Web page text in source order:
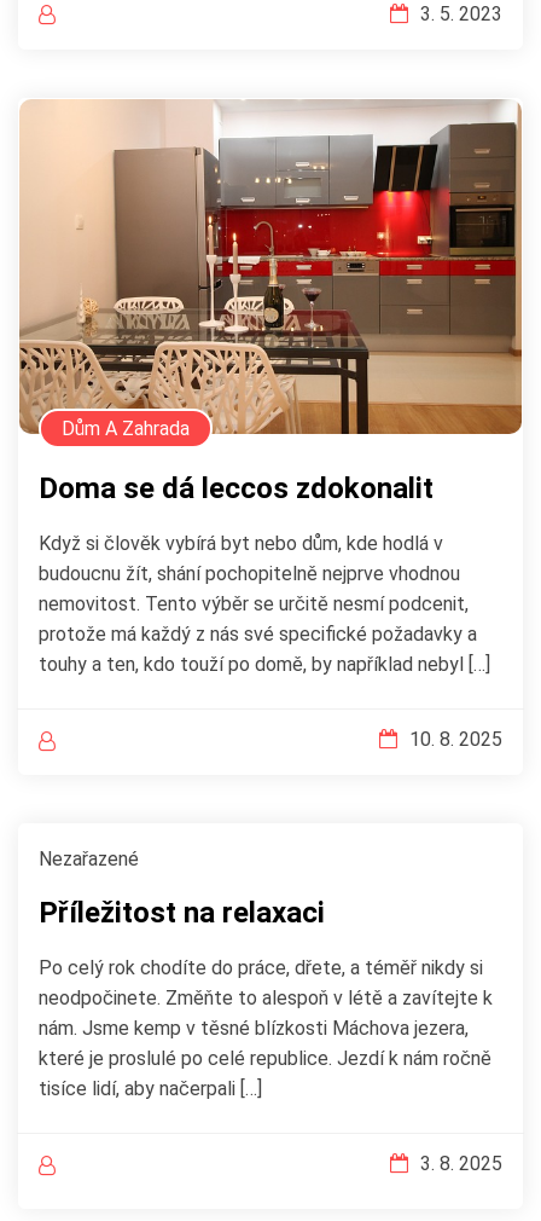
3. 5. 2023
Dům A Zahrada
Doma se dá leccos zdokonalit
Když si člověk vybírá byt nebo dům, kde hodlá v
budoucnu žít, shání pochopitelně nejprve vhodnou
nemovitost. Tento výběr se určitě nesmí podcenit,
protože má každý z nás své specifické požadavky a
touhy a ten, kdo touží po domě, by například nebyl […]
10. 8. 2025
Nezařazené
Příležitost na relaxaci
Po celý rok chodíte do práce, dřete, a téměř nikdy si
neodpočinete. Změňte to alespoň v létě a zavítejte k
nám. Jsme kemp v těsné blízkosti Máchova jezera,
které je proslulé po celé republice. Jezdí k nám ročně
tisíce lidí, aby načerpali […]
3. 8. 2025